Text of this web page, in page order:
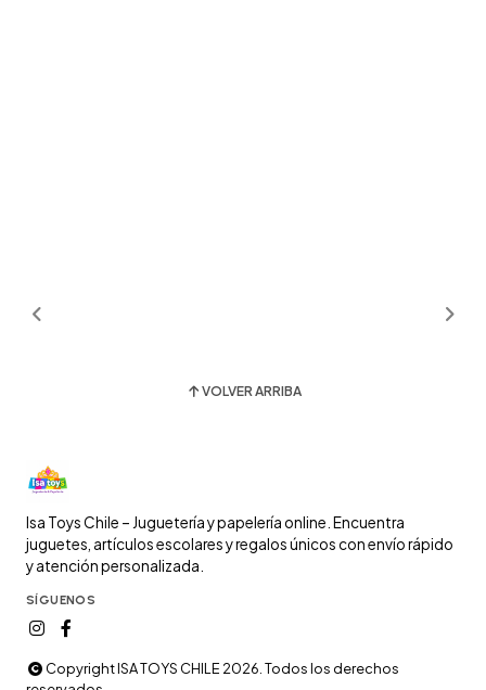
VOLVER ARRIBA
Isa Toys Chile – Juguetería y papelería online. Encuentra
juguetes, artículos escolares y regalos únicos con envío rápido
y atención personalizada.
SÍGUENOS
Copyright ISA TOYS CHILE 2026. Todos los derechos